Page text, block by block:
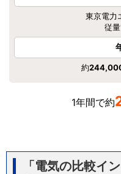
東京電力
従
約
1年間で約
「電気の比較イ